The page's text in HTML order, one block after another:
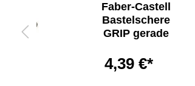
Faber-Castell
Bastelschere
GRIP gerade
4,39 €*